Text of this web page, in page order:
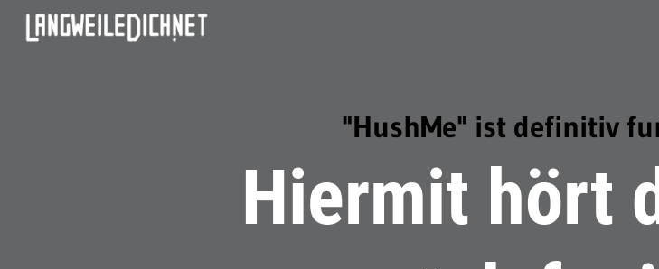
"HushMe" ist definitiv
Hiermit hört